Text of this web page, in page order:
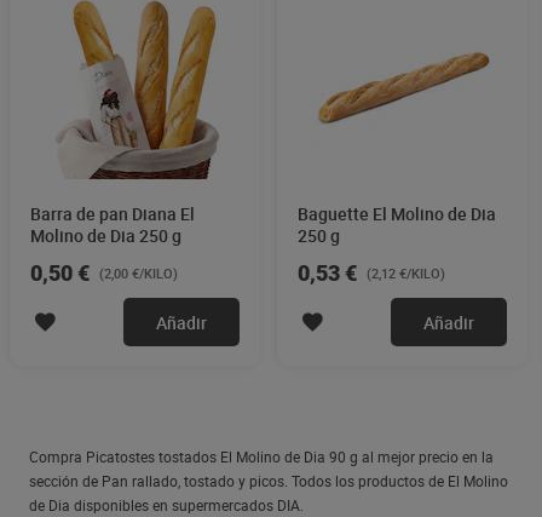
Barra de pan Diana El
Molino de Dia 250 g
0,50 € (2,00 €/KILO)
Añadir
Baguette El Molino de Dia
250 g
0,53 € (2,12 €/KILO)
Añadir
Compra Picatostes tostados El Molino de Dia 90 g al mejor precio en la
sección de Pan rallado, tostado y picos. Todos los productos de El Molino
de Dia disponibles en supermercados DIA.